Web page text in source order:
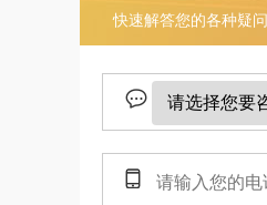
快速解答您的各种疑问